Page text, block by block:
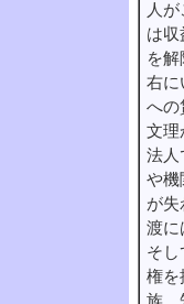
人
は
を
右に
への
文理
法人
や機
が
渡に
そ
権を